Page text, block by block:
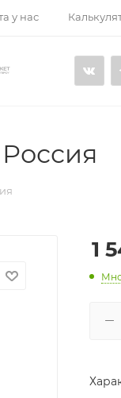
у нас
1